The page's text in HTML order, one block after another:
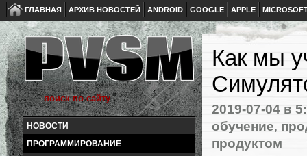
ГЛАВНАЯ АРХИВ НОВОСТЕЙ ANDROID GOOGLE APPLE
НОВОСТИ
ПРОГРАММИРОВАНИЕ
Как мы
2019-07-04 в
обучение,
продуктом